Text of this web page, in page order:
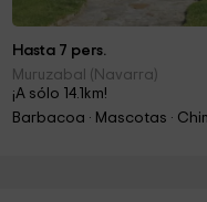
Hasta 7 pers.
Muruzabal (Navarra)
¡A sólo 14.1km!
Barbacoa · Mascotas ·